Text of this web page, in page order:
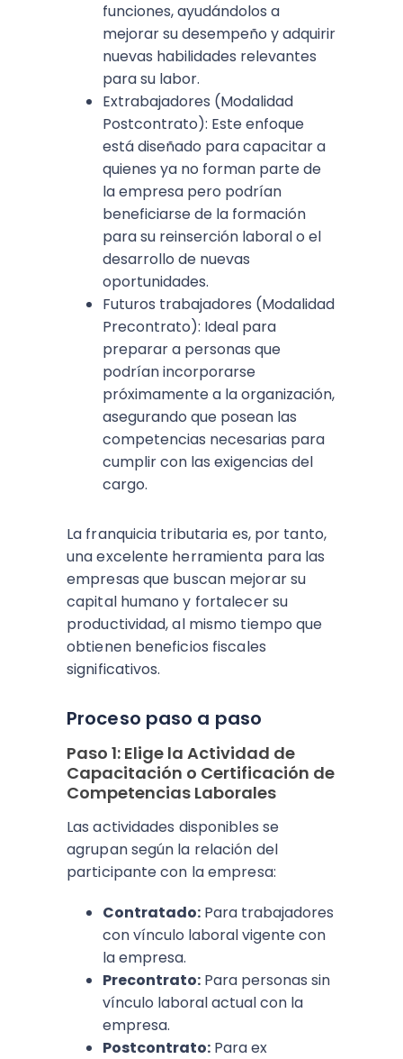
funciones, ayudándolos a
mejorar su desempeño y adquirir
nuevas habilidades relevantes
para su labor.
Extrabajadores (Modalidad
Postcontrato): Este enfoque
está diseñado para capacitar a
quienes ya no forman parte de
la empresa pero podrían
beneficiarse de la formación
para su reinserción laboral o el
desarrollo de nuevas
oportunidades.
Futuros trabajadores (Modalidad
Precontrato): Ideal para
preparar a personas que
podrían incorporarse
próximamente a la organización,
asegurando que posean las
competencias necesarias para
cumplir con las exigencias del
cargo.
La franquicia tributaria es, por tanto,
una excelente herramienta para las
empresas que buscan mejorar su
capital humano y fortalecer su
productividad, al mismo tiempo que
obtienen beneficios fiscales
significativos.
Proceso paso a paso
Paso 1: Elige la Actividad de
Capacitación o Certificación de
Competencias Laborales
Las actividades disponibles se
agrupan según la relación del
participante con la empresa:
Contratado: Para trabajadores
con vínculo laboral vigente con
la empresa.
Precontrato: Para personas sin
vínculo laboral actual con la
empresa.
Postcontrato: Para ex